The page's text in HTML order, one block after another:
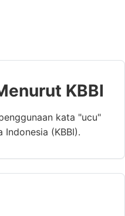
KBBI
kata "ucu"
Indonesia (KBBI).